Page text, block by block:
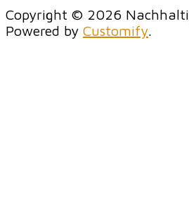
Copyright © 2026
Powered by Customify.